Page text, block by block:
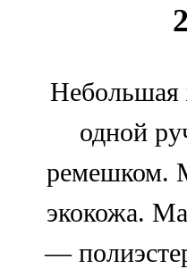
Небольшая
одной
ремешком.
экокожа.
—